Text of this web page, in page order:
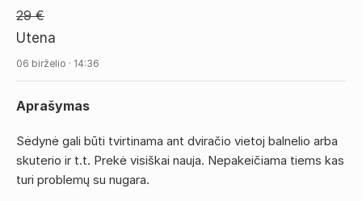
29 €
Utena
06 birželio · 14:36
Aprašymas
Sėdynė gali būti tvirtinama ant dviračio vietoj balnelio arba
skuterio ir t.t. Prekė visiškai nauja. Nepakeičiama tiems kas
turi problemų su nugara.